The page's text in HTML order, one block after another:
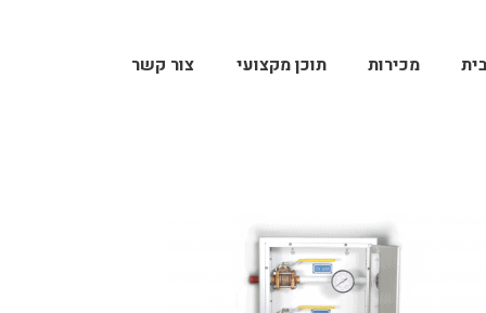
מכירות תוכן מקצועי צור קשר